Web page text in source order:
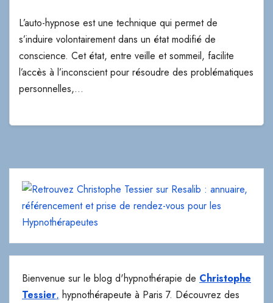
L’auto-hypnose est une technique qui permet de
s’induire volontairement dans un état modifié de
conscience. Cet état, entre veille et sommeil, facilite
l’accès à l’inconscient pour résoudre des problématiques
personnelles,…
Bienvenue sur le blog d'hypnothérapie de Christophe
Tessier, hypnothérapeute à Paris 7. Découvrez des